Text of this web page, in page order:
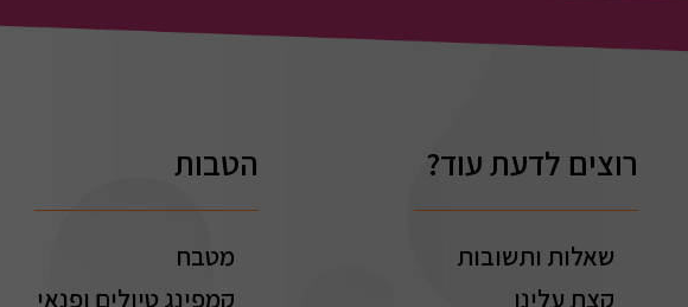
רוצים לדעת עוד?
שאלות ותשובות
קצת עלינו
הטבות
מטבח
קמפינג טיולים ופנאי